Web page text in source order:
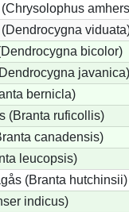
bicolor)
javanica)
bernicla)
(Branta ruficollis)
canadensis)
leucopsis)
(Branta hutchinsii)
indicus)